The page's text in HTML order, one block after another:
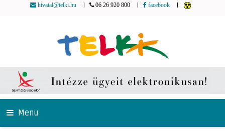
hivatal@telki.hu 06 26 920 800 facebook
Menu